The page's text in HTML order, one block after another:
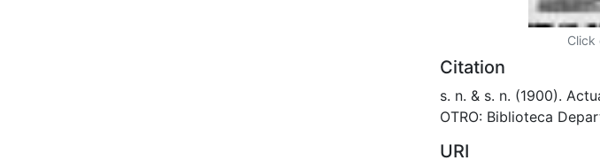
Click
Citation
s. n. & s. n. (1900).
OTRO: Biblioteca
URI